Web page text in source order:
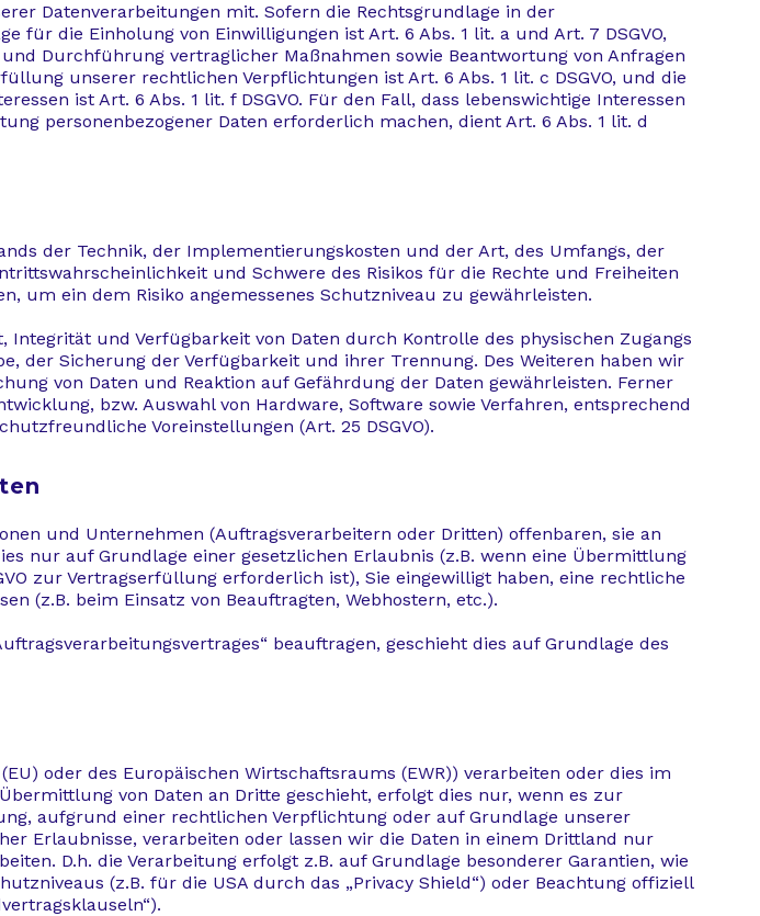
Datenverarbeitungen mit. Sofern die Rechtsgrundlage in der
für die Einholung von Einwilligungen ist Art. 6 Abs. 1 lit. a und Art. 7 DSGVO,
Durchführung vertraglicher Maßnahmen sowie Beantwortung von Anfragen
unserer rechtlichen Verpflichtungen ist Art. 6 Abs. 1 lit. c DSGVO, und die
ist Art. 6 Abs. 1 lit. f DSGVO. Für den Fall, dass lebenswichtige Interessen
personenbezogener Daten erforderlich machen, dient Art. 6 Abs. 1 lit. d
der Technik, der Implementierungskosten und der Art, des Umfangs, der
und Schwere des Risikos für die Rechte und Freiheiten
um ein dem Risiko angemessenes Schutzniveau zu gewährleisten.
und Verfügbarkeit von Daten durch Kontrolle des physischen Zugangs
der Sicherung der Verfügbarkeit und ihrer Trennung. Des Weiteren haben wir
von Daten und Reaktion auf Gefährdung der Daten gewährleisten. Ferner
bzw. Auswahl von Hardware, Software sowie Verfahren, entsprechend
Voreinstellungen (Art. 25 DSGVO).
und Unternehmen (Auftragsverarbeitern oder Dritten) offenbaren, sie an
nur auf Grundlage einer gesetzlichen Erlaubnis (z.B. wenn eine Übermittlung
zur Vertragserfüllung erforderlich ist), Sie eingewilligt haben, eine rechtliche
(z.B. beim Einsatz von Beauftragten, Webhostern, etc.).
beauftragen, geschieht dies auf Grundlage des
oder des Europäischen Wirtschaftsraums (EWR)) verarbeiten oder dies im
von Daten an Dritte geschieht, erfolgt dies nur, wenn es zur
aufgrund einer rechtlichen Verpflichtung oder auf Grundlage unserer
Erlaubnisse, verarbeiten oder lassen wir die Daten in einem Drittland nur
D.h. die Verarbeitung erfolgt z.B. auf Grundlage besonderer Garantien, wie
(z.B. für die USA durch das „Privacy Shield“) oder Beachtung offiziell